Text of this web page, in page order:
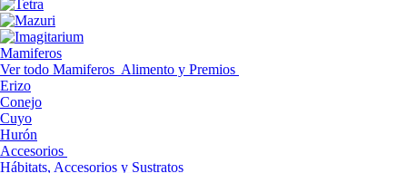
Mamiferos
Ver todo Mamiferos Alimento y Premios
Erizo
Conejo
Cuyo
Hurón
Accesorios
Hábitats, Accesorios y Sustratos